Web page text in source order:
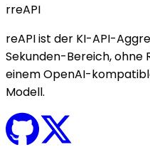
rreAPI
reAPI ist der KI-API-
Sekunden-Bereich, ohne
einem OpenAI-
Modell.